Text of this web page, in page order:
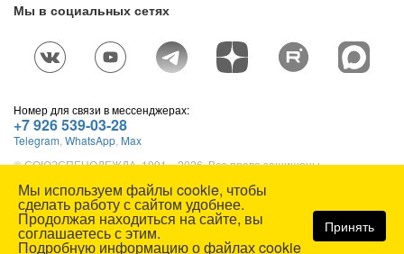
Мы в социальных сетях
Номер для связи в мессенджерах:
+7 926 539-03-28
Telegram WhatsApp Max
© СОЮЗСПЕЦОДЕЖДА, 1991—2026. Все права защищены.
Карта сайта
Мы используем файлы cookie, чтобы
сделать работу с сайтом удобнее.
Продолжая находиться на сайте, вы
соглашаетесь с этим.
Подробную информацию о файлах cookie
Принять